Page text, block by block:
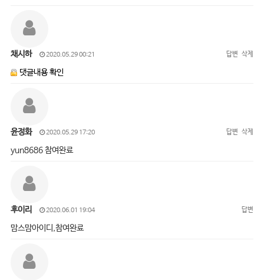
채시하 2020.05.29 00:21 답변 삭제
댓글내용 확인
윤정화 2020.05.29 17:20 답변 삭제
yun8686 참여완료
후이리 2020.06.01 19:04 답변
맘스맘아이디,참여완료